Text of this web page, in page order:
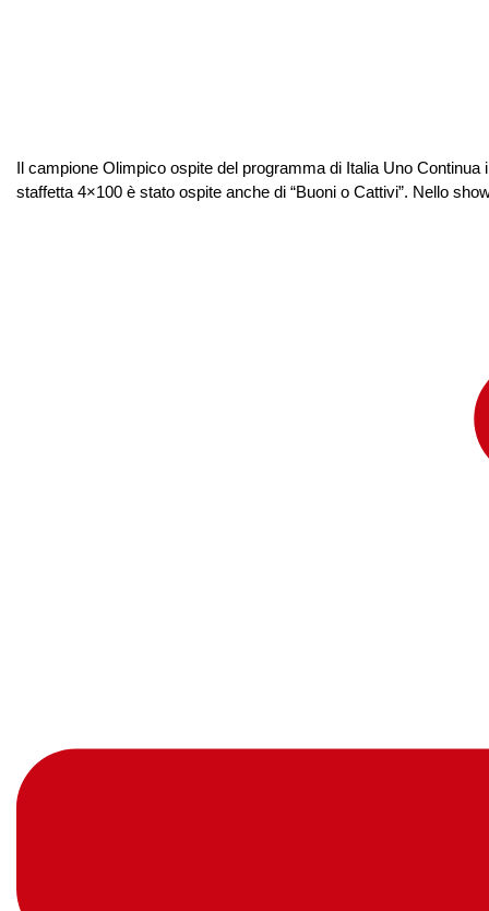
Il campione Olimpico ospite del programma di Italia Uno
staffetta 4×100 è stato ospite anche di “Buoni o Cattivi”. Nello